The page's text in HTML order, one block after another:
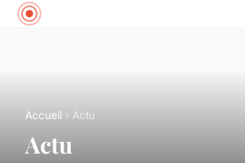
Accueil › Actu
Actu